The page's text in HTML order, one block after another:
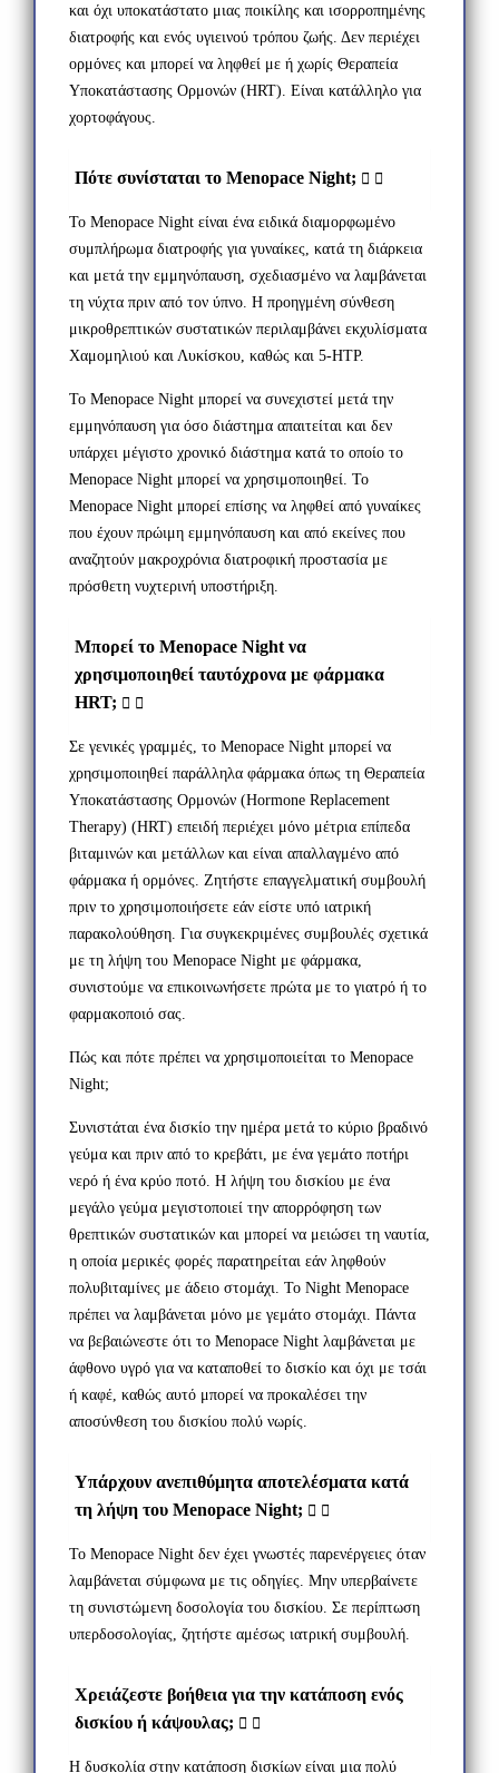
και όχι υποκατάστατο μιας ποικίλης και ισορροπημένης
διατροφής και ενός υγιεινού τρόπου ζωής. Δεν περιέχει
ορμόνες και μπορεί να ληφθεί με ή χωρίς Θεραπεία
Υποκατάστασης Ορμονών (HRT). Είναι κατάλληλο για
χορτοφάγους.
Πότε συνίσταται το Menopace Night;
Το Menopace Night είναι ένα ειδικά διαμορφωμένο
συμπλήρωμα διατροφής για γυναίκες, κατά τη διάρκεια
και μετά την εμμηνόπαυση, σχεδιασμένο να λαμβάνεται
τη νύχτα πριν από τον ύπνο. Η προηγμένη σύνθεση
μικροθρεπτικών συστατικών περιλαμβάνει εκχυλίσματα
Χαμομηλιού και Λυκίσκου, καθώς και 5-HTP.
Το Menopace Night μπορεί να συνεχιστεί μετά την
εμμηνόπαυση για όσο διάστημα απαιτείται και δεν
υπάρχει μέγιστο χρονικό διάστημα κατά το οποίο το
Menopace Night μπορεί να χρησιμοποιηθεί. Το
Menopace Night μπορεί επίσης να ληφθεί από γυναίκες
που έχουν πρώιμη εμμηνόπαυση και από εκείνες που
αναζητούν μακροχρόνια διατροφική προστασία με
πρόσθετη νυχτερινή υποστήριξη.
Μπορεί το Menopace Night να
χρησιμοποιηθεί ταυτόχρονα με φάρμακα
HRT;
Σε γενικές γραμμές, το Menopace Night μπορεί να
χρησιμοποιηθεί παράλληλα φάρμακα όπως τη Θεραπεία
Υποκατάστασης Ορμονών (Hormone Replacement
Therapy) (HRT) επειδή περιέχει μόνο μέτρια επίπεδα
βιταμινών και μετάλλων και είναι απαλλαγμένο από
φάρμακα ή ορμόνες. Ζητήστε επαγγελματική συμβουλή
πριν το χρησιμοποιήσετε εάν είστε υπό ιατρική
παρακολούθηση. Για συγκεκριμένες συμβουλές σχετικά
με τη λήψη του Menopace Night με φάρμακα,
συνιστούμε να επικοινωνήσετε πρώτα με το γιατρό ή το
φαρμακοποιό σας.
Πώς και πότε πρέπει να χρησιμοποιείται το Menopace
Night;
Συνιστάται ένα δισκίο την ημέρα μετά το κύριο βραδινό
γεύμα και πριν από το κρεβάτι, με ένα γεμάτο ποτήρι
νερό ή ένα κρύο ποτό. Η λήψη του δισκίου με ένα
μεγάλο γεύμα μεγιστοποιεί την απορρόφηση των
θρεπτικών συστατικών και μπορεί να μειώσει τη ναυτία,
η οποία μερικές φορές παρατηρείται εάν ληφθούν
πολυβιταμίνες με άδειο στομάχι. Το Night Menopace
πρέπει να λαμβάνεται μόνο με γεμάτο στομάχι. Πάντα
να βεβαιώνεστε ότι το Menopace Night λαμβάνεται με
άφθονο υγρό για να καταποθεί το δισκίο και όχι με τσάι
ή καφέ, καθώς αυτό μπορεί να προκαλέσει την
αποσύνθεση του δισκίου πολύ νωρίς.
Υπάρχουν ανεπιθύμητα αποτελέσματα κατά
τη λήψη του Menopace Night;
Το Menopace Night δεν έχει γνωστές παρενέργειες όταν
λαμβάνεται σύμφωνα με τις οδηγίες. Μην υπερβαίνετε
τη συνιστώμενη δοσολογία του δισκίου. Σε περίπτωση
υπερδοσολογίας, ζητήστε αμέσως ιατρική συμβουλή.
Χρειάζεστε βοήθεια για την κατάποση ενός
δισκίου ή κάψουλας;
Η δυσκολία στην κατάποση δισκίων είναι μια πολύ